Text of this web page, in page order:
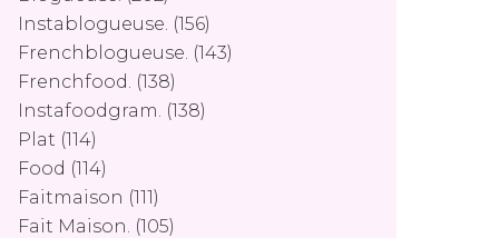
Instablogueuse. (156)
Frenchblogueuse. (143)
Frenchfood. (138)
Instafoodgram. (138)
Plat (114)
Food (114)
Faitmaison (111)
Fait Maison. (105)